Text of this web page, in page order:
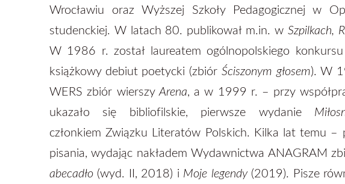
Wrocławiu oraz Wyższej Szkoły Pedagogicznej w
studenckiej. W latach 80. publikował m.in. w Szpilkach,
W 1986 r. został laureatem ogólnopolskiego
książkowy debiut poetycki (zbiór Ściszonym głosem). W
WERS zbiór wierszyArena, a w 1999 r. – przy
ukazało się bibliofilskie, pierwsze wydanie
członkiem Związku Literatów Polskich. Kilka lat temu
pisania, wydając nakładem Wydawnictwa ANAGRAM
abecadło (wyd. II, 2018) i Moje legendy(2019). Pisze